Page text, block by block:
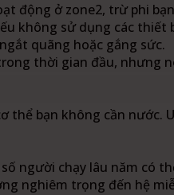
động ở zone2, trừ phi
không sử dụng các
quãng hoặc gắng sức.
thời gian đầu, nhưng
thể bạn không cần nước.
người chạy lâu năm có
nghiêm trọng đến hệ